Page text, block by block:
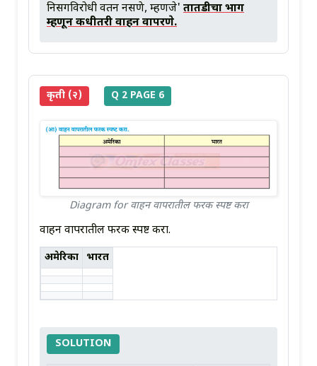
निसर्गविरोधी वर्तन नसणे, म्हणजे' तातडीचा भाग
म्हणून कधीतरी वाहन वापरणे.
कृती (२) Q 2 PAGE 6
Diagram for वाहन वापरातील फरक स्पष्ट करा
वाहन वापरातील फरक स्पष्ट करा.
अमेरिका भारत
SOLUTION